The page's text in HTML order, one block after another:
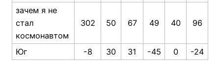
зачем я не
стал
космонавтом
302 50 67 49 40 96
Юг -8 30 31 -45 0 -24